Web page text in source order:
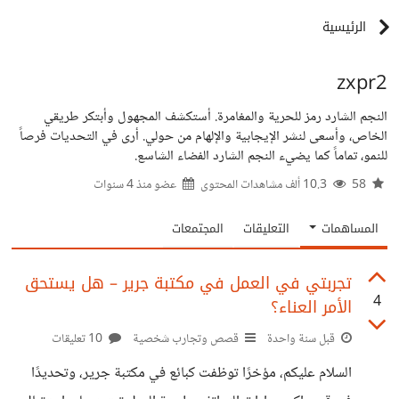
الرئيسية
zxpr2
النجم الشارد رمز للحرية والمغامرة. أستكشف المجهول وأبتكر طريقي
الخاص، وأسعى لنشر الإيجابية والإلهام من حولي. أرى في التحديات فرصاً
للنمو، تماماً كما يضيء النجم الشارد الفضاء الشاسع.
عضو منذ4 سنوات
المساهمات التعليقات المجتمعات
4
تجربتي في العمل في مكتبة جرير – هل يستحق
الأمر العناء؟
قبل سنة واحدة قصص وتجارب شخصية
السلام عليكم، مؤخرًا توظفت كبائع في مكتبة جرير، وتحديدًا